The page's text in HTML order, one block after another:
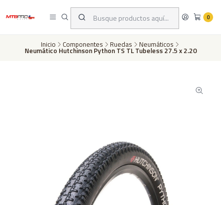
0
Despachos a todo Chile a través de Chilexpress en 24 a 72 horas hábiles
dependiento de tu ubicación | Pago con tarjeta de crédito o transferencia
Inicio Componentes Ruedas Neumáticos
Neumático Hutchinson Python TS TL Tubeless 27.5 x 2.20